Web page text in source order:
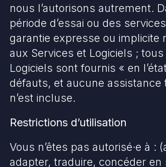
nous l’autorisons autrement.
période d’essai ou des
garantie expresse ou implicite
aux Services et Logiciels ;
Logiciels sont fournis « en
défauts, et aucune assistance
n’est incluse.
Restrictions d’utilisation
Vous n’êtes pas autorisé·e à :
adapter, traduire, concéder en